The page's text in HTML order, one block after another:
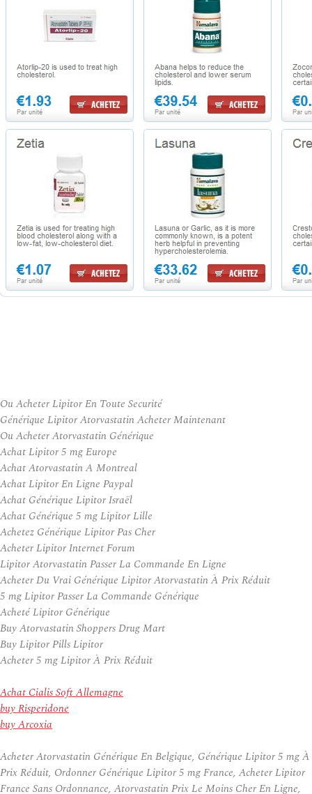
Ou Acheter Lipitor En Toute Securité
Générique Lipitor Atorvastatin Acheter Maintenant
Ou Acheter Atorvastatin Générique
Achat Lipitor 5 mg Europe
Achat Atorvastatin A Montreal
Achat Lipitor En Ligne Paypal
Achat Générique Lipitor Israël
Achat Générique 5 mg Lipitor Lille
Achetez Générique Lipitor Pas Cher
Acheter Lipitor Internet Forum
Lipitor Atorvastatin Passer La Commande En Ligne
Acheter Du Vrai Générique Lipitor Atorvastatin À Prix Réduit
5 mg Lipitor Passer La Commande Générique
Acheté Lipitor Générique
Buy Atorvastatin Shoppers Drug Mart
Buy Lipitor Pills Lipitor
Acheter 5 mg Lipitor À Prix Réduit
Achat Cialis Soft Allemagne
buy Risperidone
buy Arcoxia
Acheter Atorvastatin Générique En Belgique, Générique Lipitor 5 mg À
Prix Réduit, Ordonner Générique Lipitor 5 mg France, Acheter Lipitor
France Sans Ordonnance, Atorvastatin Prix Le Moins Cher En Ligne,